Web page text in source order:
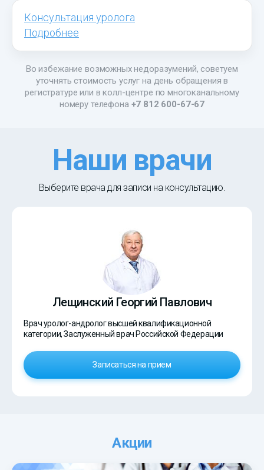
Консультация уролога
Подробнее
Во избежание возможных недоразумений, советуем
уточнять стоимость услуг на день обращения в
регистратуре или в колл-центре по многоканальному
номеру телефона +7 812 600-67-67
Наши врачи
Выберите врача для записи на консультацию.
Лещинский Георгий Павлович
Врач уролог-андролог высшей квалификационной
категории, Заслуженный врач Российской Федерации
Записаться на прием
Акции